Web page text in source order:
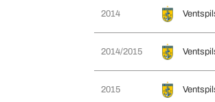
2014
2014/2015
2015